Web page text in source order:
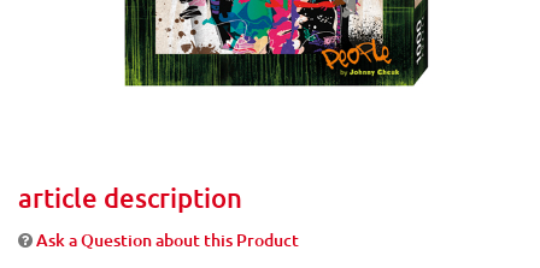
article description
Ask a Question about this Product